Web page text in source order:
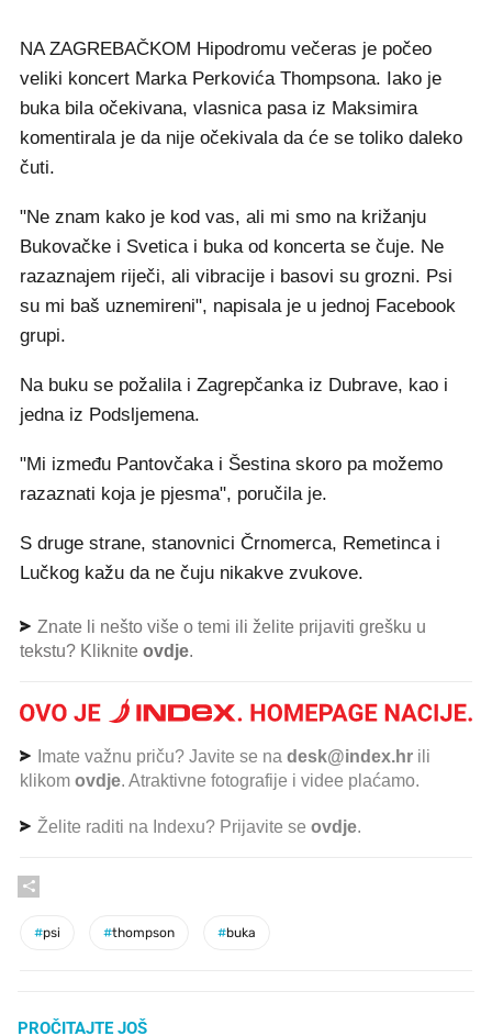
NA ZAGREBAČKOM Hipodromu večeras je počeo
veliki koncert Marka Perkovića Thompsona. Iako je
buka bila očekivana, vlasnica pasa iz Maksimira
komentirala je da nije očekivala da će se toliko daleko
čuti.
"Ne znam kako je kod vas, ali mi smo na križanju
Bukovačke i Svetica i buka od koncerta se čuje. Ne
razaznajem riječi, ali vibracije i basovi su grozni. Psi
su mi baš uznemireni", napisala je u jednoj Facebook
grupi.
Na buku se požalila i Zagrepčanka iz Dubrave, kao i
jedna iz Podsljemena.
"Mi između Pantovčaka i Šestina skoro pa možemo
razaznati koja je pjesma", poručila je.
S druge strane, stanovnici Črnomerca, Remetinca i
Lučkog kažu da ne čuju nikakve zvukove.
Znate li nešto više o temi ili želite prijaviti grešku u
tekstu? Kliknite ovdje.
Imate važnu priču? Javite se na desk@index.hr ili
klikom ovdje. Atraktivne fotografije i videe plaćamo.
Želite raditi na Indexu? Prijavite se ovdje.
#psi #thompson #buka
PROČITAJTE JOŠ